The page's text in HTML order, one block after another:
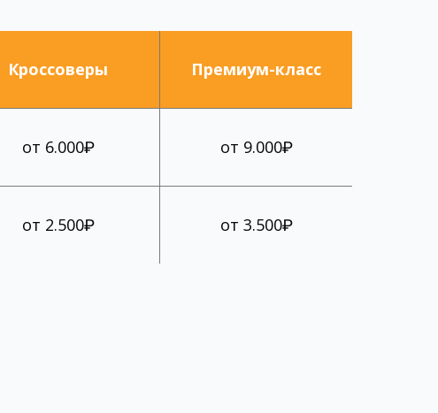
Кроссоверы Премиум-класс
от 6.000₽ от 9.000₽
от 2.500₽ от 3.500₽